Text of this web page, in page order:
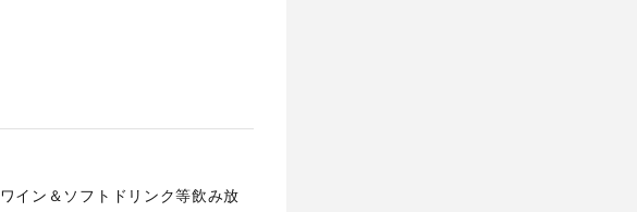
イン＆ソフトドリンク等飲み放